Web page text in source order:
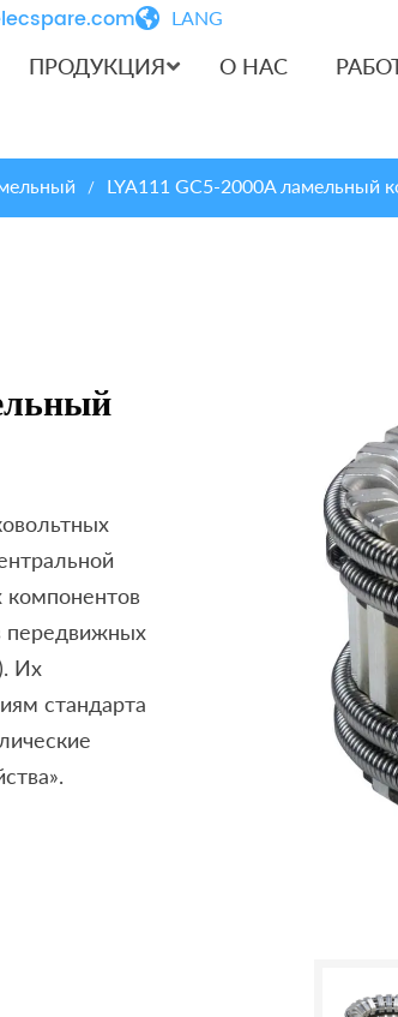
LANG
ПРОДУКЦИЯ О НАС
/ LYA111 GC5-2000A ламельный
компонентов
передвижных
Их
стандарта